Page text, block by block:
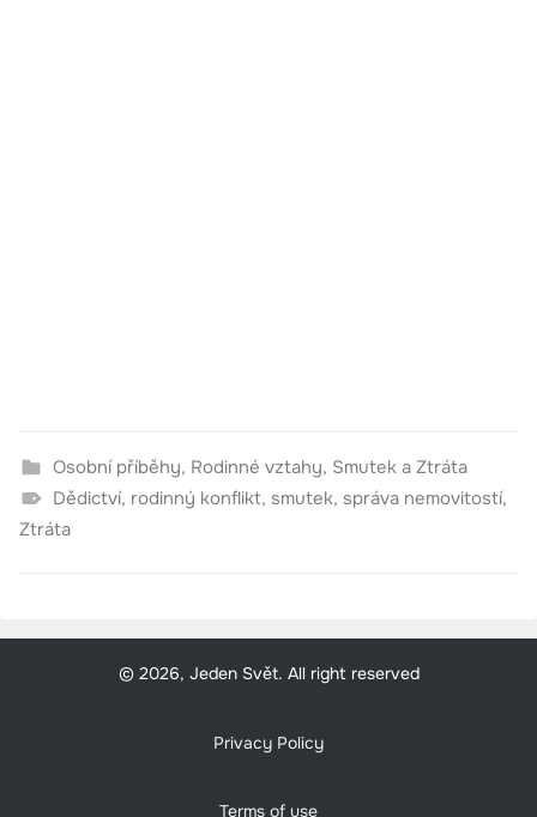
Osobní příběhy, Rodinné vztahy, Smutek a Ztráta
Dědictví, rodinný konflikt, smutek, správa nemovitostí,
Ztráta
© 2026, Jeden Svět. All right reserved
Privacy Policy
Terms of use